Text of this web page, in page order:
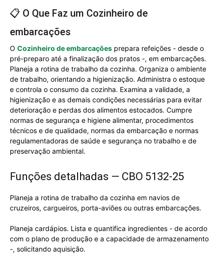
📋 O Que Faz um Cozinheiro de
embarcações
O Cozinheiro de embarcações prepara refeições - desde o
pré-preparo até a finalização dos pratos -, em embarcações.
Planeja a rotina de trabalho da cozinha. Organiza o ambiente
de trabalho, orientando a higienização. Administra o estoque
e controla o consumo da cozinha. Examina a validade, a
higienização e as demais condições necessárias para evitar
deterioração e perdas dos alimentos estocados. Cumpre
normas de segurança e higiene alimentar, procedimentos
técnicos e de qualidade, normas da embarcação e normas
regulamentadoras de saúde e segurança no trabalho e de
preservação ambiental.
Funções detalhadas — CBO 5132-25
Planeja a rotina de trabalho da cozinha em navios de
cruzeiros, cargueiros, porta-aviões ou outras embarcações.
Planeja cardápios. Lista e quantifica ingredientes - de acordo
com o plano de produção e a capacidade de armazenamento
-, solicitando aquisição.